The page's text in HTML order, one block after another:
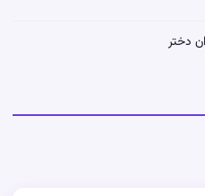
دختر